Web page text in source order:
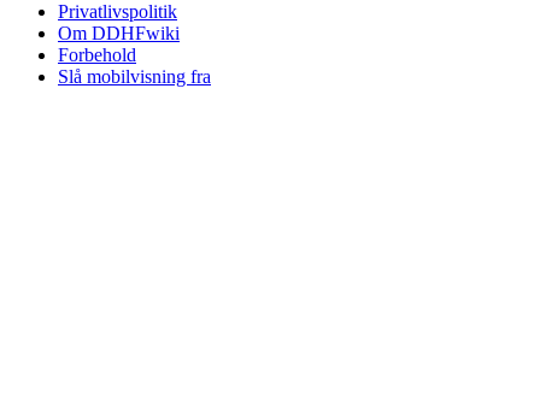
Privatlivspolitik
Om DDHFwiki
Forbehold
Slå mobilvisning fra